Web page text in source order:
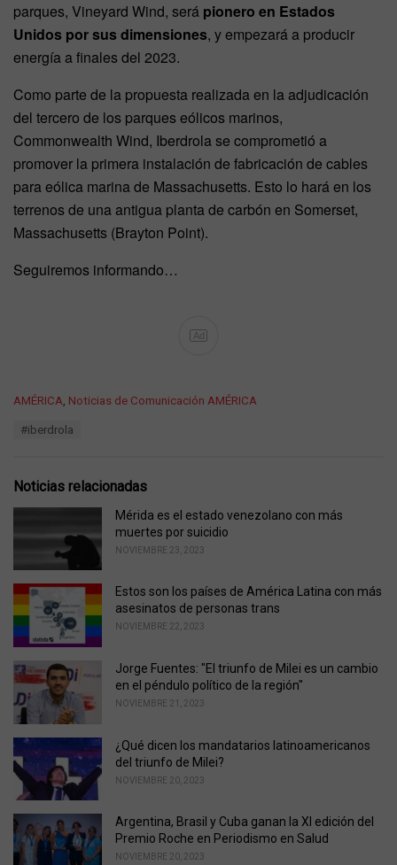
parques, Vineyard Wind, será pionero en Estados
Unidos por sus dimensiones, y empezará a producir
energía a finales del 2023.
Como parte de la propuesta realizada en la adjudicación
del tercero de los parques eólicos marinos,
Commonwealth Wind, Iberdrola se comprometió a
promover la primera instalación de fabricación de cables
para eólica marina de Massachusetts. Esto lo hará en los
terrenos de una antigua planta de carbón en Somerset,
Massachusetts (Brayton Point).
Seguiremos informando…
Ad
C
o
r
i
AMÉRICA Noticias de Comunicación AMÉRICA
:
#iberdrola
Noticias relacionadas
Mérida es el estado venezolano con más
muertes por suicidio
NOVIEMBRE 23, 2023
Estos son los países de América Latina con más
asesinatos de personas trans
NOVIEMBRE 22, 2023
Jorge Fuentes: "El triunfo de Milei es un cambio
en el péndulo político de la región"
NOVIEMBRE 21, 2023
¿Qué dicen los mandatarios latinoamericanos
del triunfo de Milei?
NOVIEMBRE 20, 2023
Argentina, Brasil y Cuba ganan la XI edición del
Premio Roche en Periodismo en Salud
NOVIEMBRE 20, 2023